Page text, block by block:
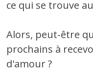
ce qui se trouve
Alors, peut-être
prochains à
d'amour ?